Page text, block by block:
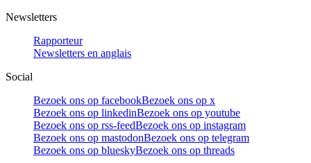
Newsletters
Rapporteur
Newsletters en anglais
Social
Bezoek ons op facebookBezoek ons op x
Bezoek ons op linkedinBezoek ons op youtube
Bezoek ons op rss-feedBezoek ons op instagram
Bezoek ons op mastodonBezoek ons op telegram
Bezoek ons op blueskyBezoek ons op threads